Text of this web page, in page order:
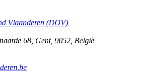
Vlaanderen (DOV)
68 Gent, 9052 België